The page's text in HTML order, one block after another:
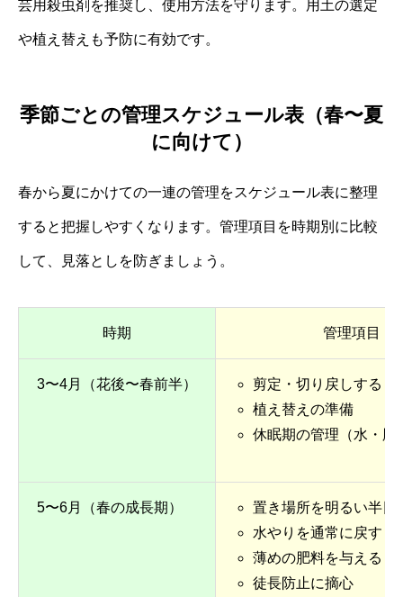
芸用殺虫剤を推奨し、使用方法を守ります。用土の選定
や植え替えも予防に有効です。
季節ごとの管理スケジュール表（春〜夏
に向けて）
春から夏にかけての一連の管理をスケジュール表に整理
すると把握しやすくなります。管理項目を時期別に比較
して、見落としを防ぎましょう。
時期 管理項目
3〜4月（花後〜春前半）
剪定・切り戻しする
植え替えの準備
休眠期の管理（水・肥
5〜6月（春の成長期）
置き場所を明るい半日
水やりを通常に戻す
薄めの肥料を与える
徒長防止に摘心